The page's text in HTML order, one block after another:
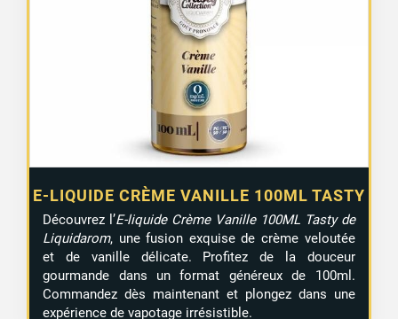
E-LIQUIDE CRÈME VANILLE 100ML TASTY
Découvrez l’E-liquide Crème Vanille 100ML Tasty de
Liquidarom, une fusion exquise de crème veloutée
et de vanille délicate. Profitez de la douceur
gourmande dans un format généreux de 100ml.
Commandez dès maintenant et plongez dans une
expérience de vapotage irrésistible.